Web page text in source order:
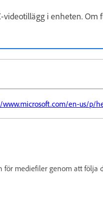
i enheten.
en-us/p/
mediefiler genom att följa